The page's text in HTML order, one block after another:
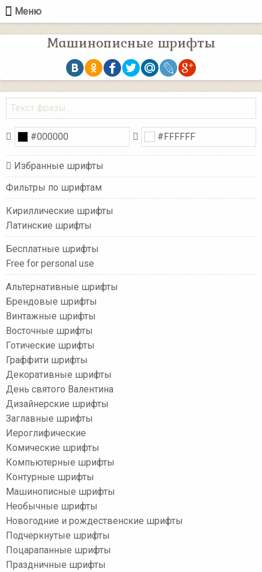
Меню
Машинописные шрифты
Избранные шрифты
Фильтры по шрифтам
Кириллические шрифты
Латинские шрифты
Бесплатные шрифты
Free for personal use
Альтернативные шрифты
Брендовые шрифты
Винтажные шрифты
Восточные шрифты
Готические шрифты
Граффити шрифты
Декоративные шрифты
День святого Валентина
Дизайнерские шрифты
Заглавные шрифты
Иероглифические
Комические шрифты
Компьютерные шрифты
Контурные шрифты
Машинописные шрифты
Необычные шрифты
Новогодние и рождественские шрифты
Подчеркнутые шрифты
Поцарапанные шрифты
Праздничные шрифты